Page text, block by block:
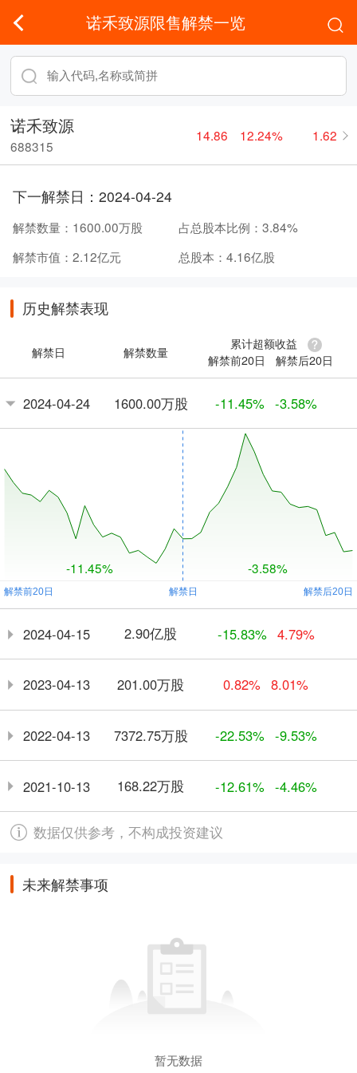
诺禾致源限售解禁一览
诺禾致源
688315
14.86 12.24% 1.62
下一解禁日： 2024-04-24
解禁数量： 1600.00万股 占总股本比例： 3.84%
解禁市值： 2.12亿元 总股本： 4.16亿股
历史解禁表现
解禁日 解禁数量
累计超额收益
解禁前20日
解禁后20日
2024-04-24 1600.00万股 -11.45% -3.58%
-11.45% -3.58%
2024-04-15 2.90亿股 -15.83% 4.79%
2023-04-13 201.00万股 0.82% 8.01%
2022-04-13 7372.75万股 -22.53% -9.53%
2021-10-13 168.22万股 -12.61% -4.46%
数据仅供参考，不构成投资建议
未来解禁事项
暂无数据